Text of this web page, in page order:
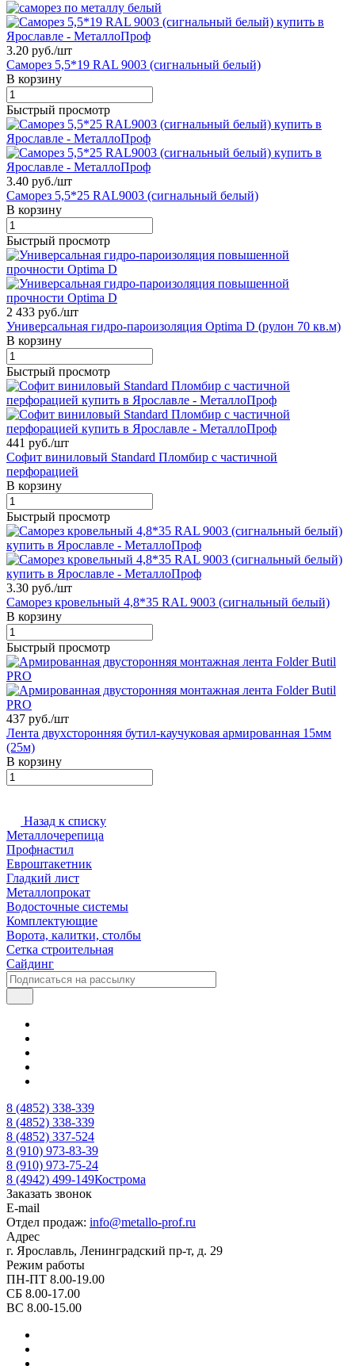
3.20 руб./шт
Саморез 5,5*19 RAL 9003 (сигнальный белый)
В корзину
Быстрый просмотр
3.40 руб./шт
Саморез 5,5*25 RAL9003 (сигнальный белый)
В корзину
Быстрый просмотр
2 433 руб./шт
Универсальная гидро-пароизоляция Optima D (рулон 70 кв.м)
В корзину
Быстрый просмотр
441 руб./шт
Софит виниловый Standard Пломбир с частичной
перфорацией
В корзину
Быстрый просмотр
3.30 руб./шт
Саморез кровельный 4,8*35 RAL 9003 (сигнальный белый)
В корзину
Быстрый просмотр
437 руб./шт
Лента двухсторонняя бутил-каучуковая армированная 15мм
(25м)
В корзину
Назад к списку
Металлочерепица
Профнастил
Евроштакетник
Гладкий лист
Металлопрокат
Водосточные системы
Комплектующие
Ворота, калитки, столбы
Сетка строительная
Сайдинг
8 (4852) 338-339
8 (4852) 338-339
8 (4852) 337-524
8 (910) 973-83-39
8 (910) 973-75-24
8 (4942) 499-149Кострома
Заказать звонок
E-mail
Отдел продаж: info@metallo-prof.ru
Адрес
г. Ярославль, Ленинградский пр-т, д. 29
Режим работы
ПН-ПТ 8.00-19.00
СБ 8.00-17.00
ВС 8.00-15.00